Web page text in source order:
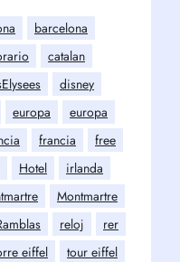
barcelona
catalan
disney
europa
europa
francia
free
Hotel
irlanda
Montmartre
reloj
rer
eiffel tour eiffel